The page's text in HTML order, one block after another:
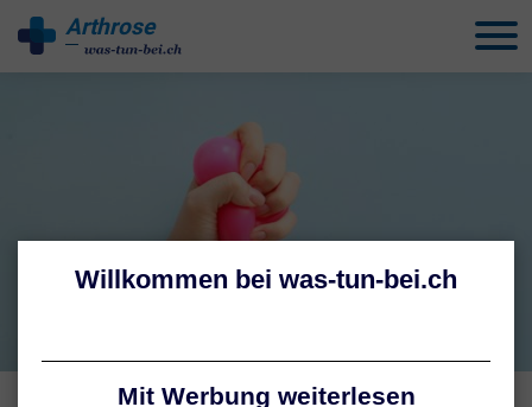
Arthrose
GYMNASTIKPROGRAMM